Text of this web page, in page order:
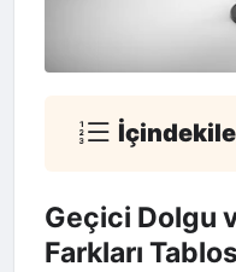
Geçici Dolgu
Farkları